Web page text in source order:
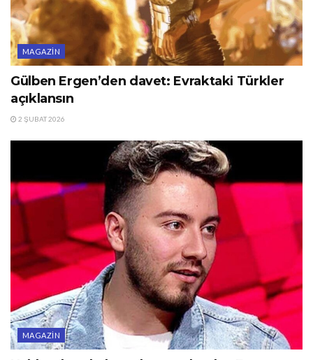
MAGAZIN
Gülben Ergen’den davet: Evraktaki Türkler
açıklansın
2 ŞUBAT 2026
MAGAZIN